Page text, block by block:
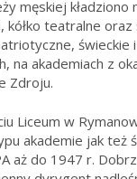
męskiej kładziono
teatralne oraz
świeckie i
na akademiach z
Zdroju.
Liceum w
akademie jak też
aż do 1947 r.